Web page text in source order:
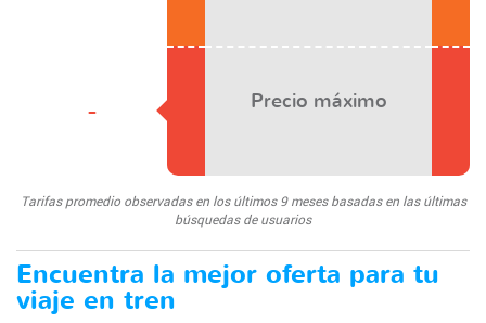
- Precio máximo
Tarifas promedio observadas en los últimos 9 meses basadas en las últimas
búsquedas de usuarios
Encuentra la mejor oferta para tu
viaje en tren